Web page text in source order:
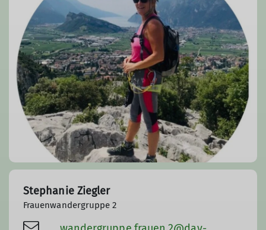
Stephanie Ziegler
Frauenwandergruppe 2